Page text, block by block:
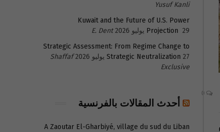
Yusuf Kanli
Kuwait and the Future of U.S. Power
Projection 29 يوليو 2026
E. Dent
Strategic Assessment: From Regime Change to
Strategic Neutralization 27 يوليو 2026
Shaffaf
Exclusive
أحدث المقالات بالفرنسية
A Zaoutar El-Gharbiyé, village du sud du Liban